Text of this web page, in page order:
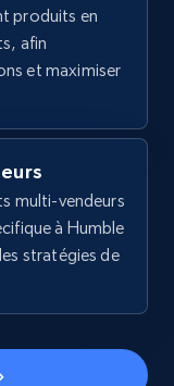
by
and
by
produits en
afin
et maximiser
multi-vendeurs
à Humble
stratégies de